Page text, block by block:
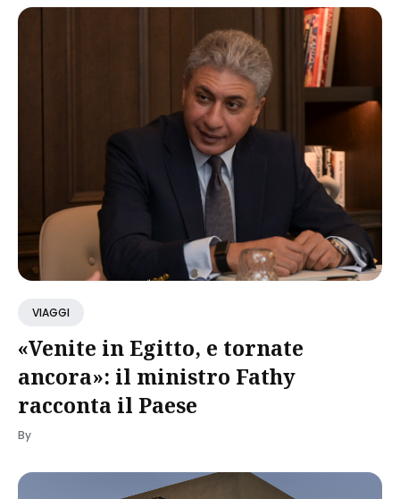
VIAGGI
«Venite in Egitto, e tornate
ancora»: il ministro Fathy
racconta il Paese
By